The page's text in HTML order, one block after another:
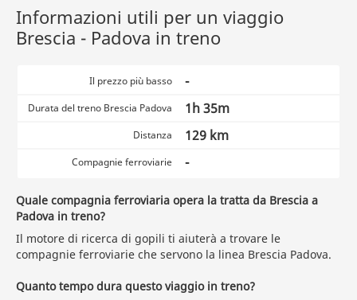
Informazioni utili per un viaggio
Brescia - Padova in treno
Il prezzo più basso -
Durata del treno Brescia Padova 1h 35m
Distanza 129 km
Compagnie ferroviarie -
Quale compagnia ferroviaria opera la tratta da Brescia a
Padova in treno?
Il motore di ricerca di gopili ti aiuterà a trovare le
compagnie ferroviarie che servono la linea Brescia Padova.
Quanto tempo dura questo viaggio in treno?